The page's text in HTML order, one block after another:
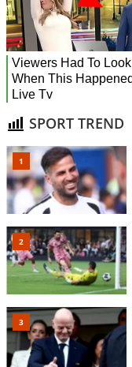
SPORT TREND